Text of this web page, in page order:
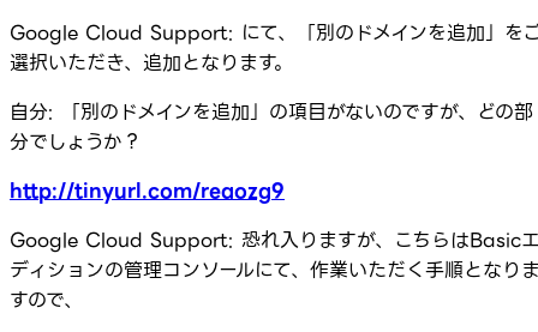
Google Cloud Support: にて、「別のドメインを追加」を
選択いただき、追加となります。
自分: 「別のドメインを追加」の項目がないのですが、どの部
分でしょうか？
http://tinyurl.com/reaozg9
Google Cloud Support: 恐れ入りますが、こちらはBasic
ディションの管理コンソールにて、作業いただく手順となり
すので、